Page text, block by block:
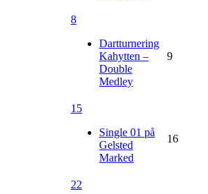
8
Dartturnering
Kahytten –
Double
Medley
9
15
Single 01 på
Gelsted
Marked
16
22